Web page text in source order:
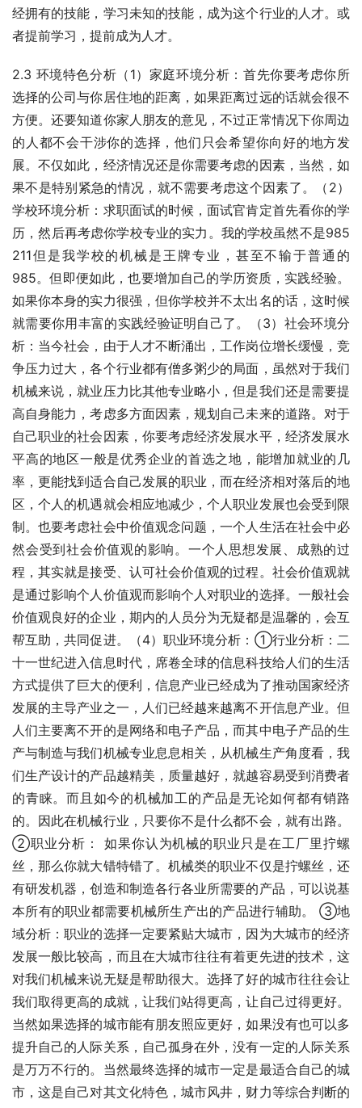
经拥有的技能，学习未知的技能，成为这个行业的人才。或
者提前学习，提前成为人才。
2.3 环境特色分析（1）家庭环境分析：首先你要考虑你所
选择的公司与你居住地的距离，如果距离过远的话就会很不
方便。还要知道你家人朋友的意见，不过正常情况下你周边
的人都不会干涉你的选择，他们只会希望你向好的地方发
展。不仅如此，经济情况还是你需要考虑的因素，当然，如
果不是特别紧急的情况，就不需要考虑这个因素了。（2）
学校环境分析：求职面试的时候，面试官肯定首先看你的学
历，然后再考虑你学校专业的实力。我的学校虽然不是985
211但是我学校的机械是王牌专业，甚至不输于普通的
985。但即便如此，也要增加自己的学历资质，实践经验。
如果你本身的实力很强，但你学校并不太出名的话，这时候
就需要你用丰富的实践经验证明自己了。（3）社会环境分
析：当今社会，由于人才不断涌出，工作岗位增长缓慢，竞
争压力过大，各个行业都有僧多粥少的局面，虽然对于我们
机械来说，就业压力比其他专业略小，但是我们还是需要提
高自身能力，考虑多方面因素，规划自己未来的道路。对于
自己职业的社会因素，你要考虑经济发展水平，经济发展水
平高的地区一般是优秀企业的首选之地，能增加就业的几
率，更能找到适合自己发展的职业，而在经济相对落后的地
区，个人的机遇就会相应地减少，个人职业发展也会受到限
制。也要考虑社会中价值观念问题，一个人生活在社会中必
然会受到社会价值观的影响。一个人思想发展、成熟的过
程，其实就是接受、认可社会价值观的过程。社会价值观就
是通过影响个人价值观而影响个人对职业的选择。一般社会
价值观良好的企业，期内的人员分为无疑都是温馨的，会互
帮互助，共同促进。（4）职业环境分析：①行业分析：二
十一世纪进入信息时代，席卷全球的信息科技给人们的生活
方式提供了巨大的便利，信息产业已经成为了推动国家经济
发展的主导产业之一，人们已经越来越离不开信息产业。但
人们主要离不开的是网络和电子产品，而其中电子产品的生
产与制造与我们机械专业息息相关，从机械生产角度看，我
们生产设计的产品越精美，质量越好，就越容易受到消费者
的青睐。而且如今的机械加工的产品是无论如何都有销路
的。因此在机械行业，只要你不是什么都不会，就有出路。
②职业分析： 如果你认为机械的职业只是在工厂里拧螺
丝，那么你就大错特错了。机械类的职业不仅是拧螺丝，还
有研发机器，创造和制造各行各业所需要的产品，可以说基
本所有的职业都需要机械所生产出的产品进行辅助。 ③地
域分析：职业的选择一定要紧贴大城市，因为大城市的经济
发展一般比较高，而且在大城市往往有着更先进的技术，这
对我们机械来说无疑是帮助很大。选择了好的城市往往会让
我们取得更高的成就，让我们站得更高，让自己过得更好。
当然如果选择的城市能有朋友照应更好，如果没有也可以多
提升自己的人际关系，自己孤身在外，没有一定的人际关系
是万万不行的。当然最终选择的城市一定是最适合自己的城
市，这是自己对其文化特色，城市风井，财力等综合判断的